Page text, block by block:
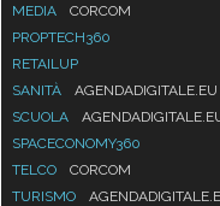
MEDIA
CORCOM
PROPTECH360
RETAILUP
SANITÀ
AGENDADIGITALE.EU
SCUOLA
SPACECONOMY360
TELCO
CORCOM
TURISMO